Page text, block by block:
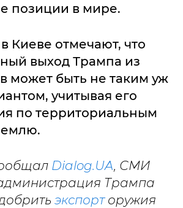
позиции в мире.
Киеве отмечают, что
выход Трампа из
может быть не таким уж
учитывая его
по территориальным
Dialog.UA, СМИ
Трампа
экспорторужия